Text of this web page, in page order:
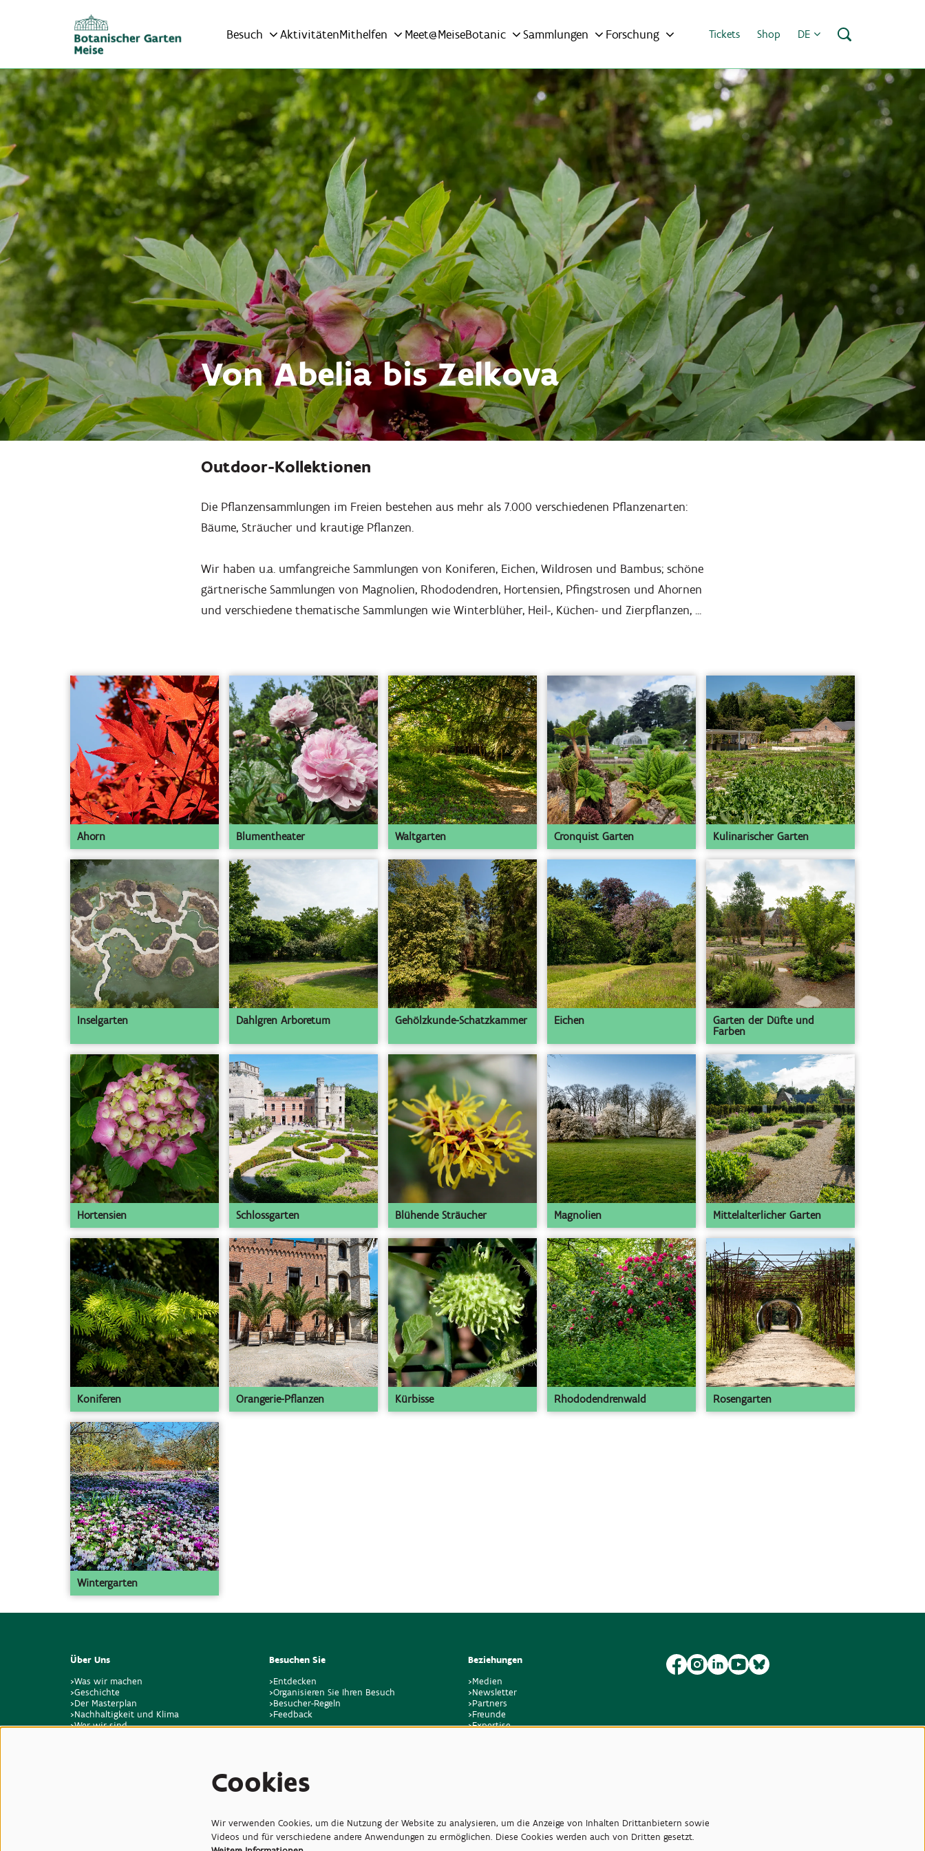
Besuch AktivitätenMithelfen Meet@MeiseBotanic Sammlungen Forschung Tickets Shop DE
Von Abelia bis Zelkova
Outdoor-Kollektionen
Die Pflanzensammlungen im Freien bestehen aus mehr als 7.000 verschiedenen Pflanzenarten:
Bäume, Sträucher und krautige Pflanzen.
Wir haben u.a. umfangreiche Sammlungen von Koniferen, Eichen, Wildrosen und Bambus; schöne
gärtnerische Sammlungen von Magnolien, Rhododendren, Hortensien, Pfingstrosen und Ahornen
und verschiedene thematische Sammlungen wie Winterblüher, Heil-, Küchen- und Zierpflanzen, ...
Ahorn Blumentheater Waltgarten Cronquist Garten Kulinarischer Garten
Inselgarten Dahlgren Arboretum Gehölzkunde-Schatzkammer Eichen
Garten der Düfte und
Farben
Hortensien Schlossgarten Blühende Sträucher Magnolien Mittelalterlicher Garten
Koniferen Orangerie-Pflanzen Kürbisse Rhododendrenwald Rosengarten
Wintergarten
Über Uns
>Was wir machen
>Geschichte
>Der Masterplan
>Nachhaltigkeit und Klima
>Wer wir sind
Besuchen Sie
>Entdecken
>Organisieren Sie Ihren Besuch
>Besucher-Regeln
>Feedback
Beziehungen
>Medien
>Newsletter
>Partners
>Freunde
>Expertise
Cookies
Wir verwenden Cookies, um die Nutzung der Website zu analysieren, um die Anzeige von Inhalten Drittanbietern sowie
Videos und für verschiedene andere Anwendungen zu ermöglichen. Diese Cookies werden auch von Dritten gesetzt.